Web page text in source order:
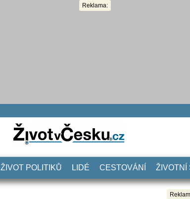
Reklama:
ŽIVOT POLITIKŮ LIDÉ CESTOVÁNÍ ŽIVOTNÍ